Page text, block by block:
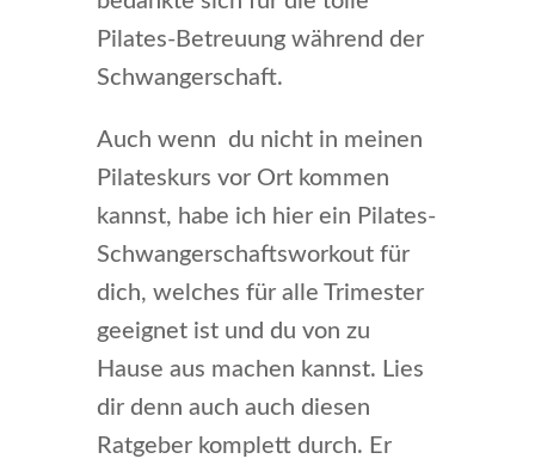
Pilates-Betreuung während der
Schwangerschaft.
Auch wenn du nicht in meinen
Pilateskurs vor Ort kommen
kannst, habe ich hier ein Pilates-
Schwangerschaftsworkout für
dich, welches für alle Trimester
geeignet ist und du von zu
Hause aus machen kannst. Lies
dir denn auch auch diesen
Ratgeber komplett durch. Er